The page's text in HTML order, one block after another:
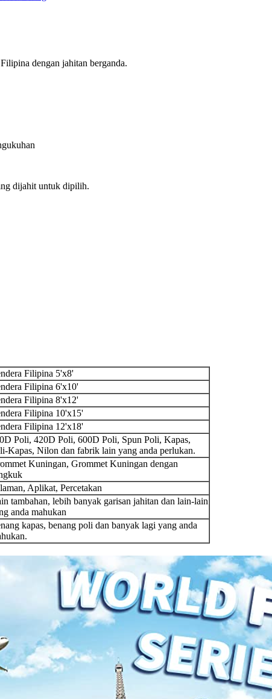
dengan jahitan berganda.
dijahit untuk dipilih.
Filipina 5'x8'
Filipina 6'x10'
Filipina 8'x12'
Filipina 10'x15'
Filipina 12'x18'
Poli, 420D Poli, 600D Poli, Spun Poli, Kapas,
Kapas, Nilon dan fabrik lain yang anda perlukan.
Kuningan, Grommet Kuningan dengan
Aplikat, Percetakan
tambahan, lebih banyak garisan jahitan dan lain-lain
anda mahukan
kapas, benang poli dan banyak lagi yang anda